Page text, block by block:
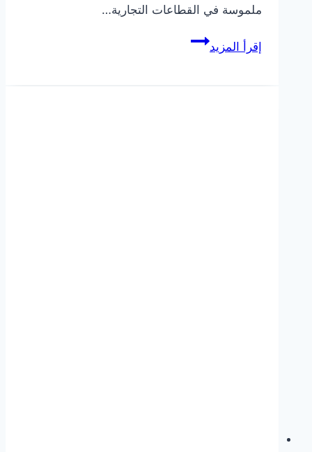
ملموسة في القطاعات التجارية…
إقرأ المزيدشركة